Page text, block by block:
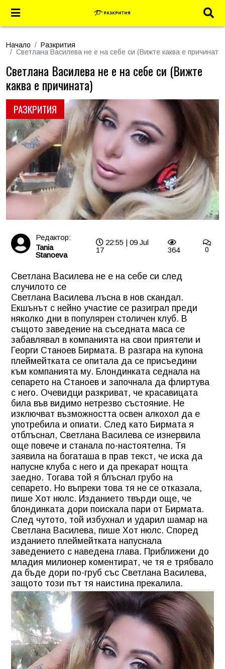
Начало
Разкрития
Светлана Василева не е на себе си (Вижте каква е причината)
РАЗКРИТИЯ
Светлана Василева не е на себе си (Вижте
каква е причината)
Редактор:
Tania
Stanoeva
22:55 | 09 Jul
17
364 0
Светлана Василева не е на себе си след
случилото се
Светлана Василева лъсна в нов скандал.
Екшънът с нейно участие се разиграл преди
няколко дни в популярен столичен клуб. В
същото заведение на съседната маса се
забавлявал в компанията на свои приятели и
Георги Станоев Бирмата. В разгара на купона
плеймейтката се опитала да се присъедини
към компанията му. Блондинката седнала на
сепарето на Станоев и започнала да флиртува
с него. Очевидци разкриват, че красавицата
била във видимо нетрезво състояние. Не
изключват възможността освен алкохол да е
употребила и опиати. След като Бирмата я
отблъснал, Светлана Василева се изнервила
още повече и станала по-настоятелна. Тя
заявила на богаташа в прав текст, че иска да
напусне клуба с него и да прекарат нощта
заедно. Тогава той я блъснал грубо на
сепарето. Но въпреки това тя не се отказала,
пише Хот нюлс. Изданието твърди още, че
блондинката дори поискала пари от Бирмата.
След чутото, той избухнал и ударил шамар на
Светлана Василева, пише Хот нюлс. Според
изданието плеймейтката напуснала
заведението с наведена глава. Приближени до
младия милионер коментират, че тя е трябвало
да бъде дори по-груб със Светлана Василева,
защото този път тя наистина прекалила.